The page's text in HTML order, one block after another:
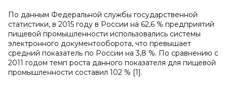
По данным Федеральной службы государственной
статистики, в 2015 году в России на 62,6 % предприятий
пищевой промышленности использовались системы
электронного документооборота, что превышает
средний показатель по России на 3,8 %. По сравнению с
2011 годом темп роста данного показателя для пищевой
промышленности составил 102 % [1].